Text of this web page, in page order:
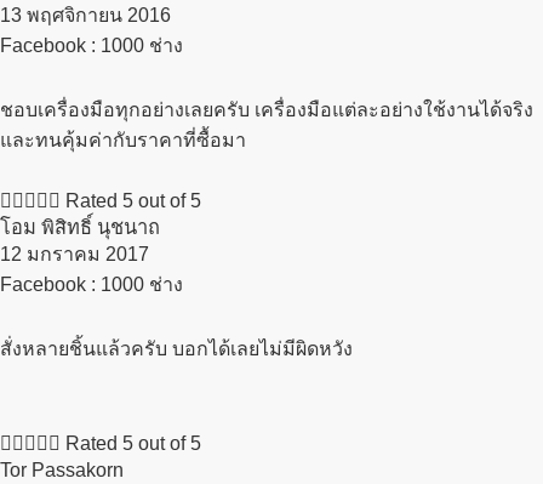
13 พฤศจิกายน 2016​
Facebook : 1000 ช่าง
ชอบเครื่องมือทุกอย่างเลยครับ เครื่องมือแต่ละอย่างใช้งานได้จริง
และทนคุ้มค่ากับราคาที่ซื้อมา
     Rated 5 out of 5
โอม พิสิทธิ์ นุชนาถ
12 มกราคม 2017​
Facebook : 1000 ช่าง
สั่งหลายชิ้นแล้วครับ บอกได้เลยไม่มีผิดหวัง
     Rated 5 out of 5
Tor Passakorn